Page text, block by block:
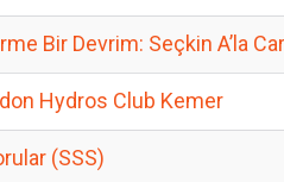
Bir Devrim: Seçkin A’la
Hydros Club Kemer
(SSS)